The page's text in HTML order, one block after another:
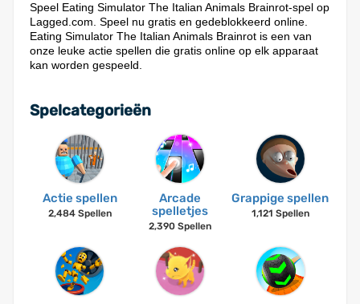
Speel Eating Simulator The Italian Animals Brainrot-spel op
Lagged.com. Speel nu gratis en gedeblokkeerd online.
Eating Simulator The Italian Animals Brainrot is een van
onze leuke actie spellen die gratis online op elk apparaat
kan worden gespeeld.
Spelcategorieën
Actie spellen
2,484 Spellen
Arcade
spelletjes
2,390 Spellen
Grappige spellen
1,121 Spellen